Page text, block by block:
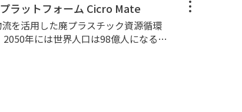
アパレル業界の新たな資源循環プラットフォーム Cicro Mate
を活用した廃プラスチック資源循環
年までに世界全体の資源利用量は2
れています。大量生産・大量消費・